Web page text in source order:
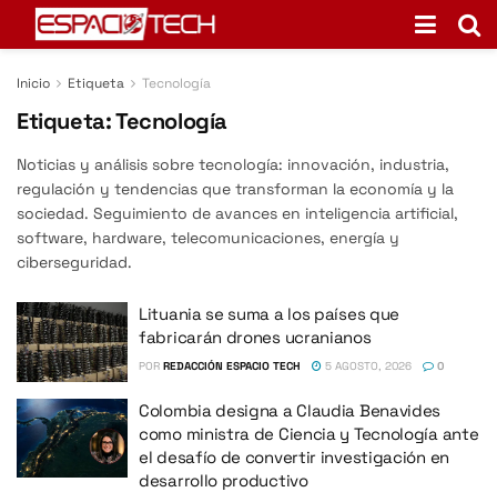
Inicio Etiqueta Tecnología
Etiqueta:Tecnología
Noticias y análisis sobre tecnología: innovación, industria,
regulación y tendencias que transforman la economía y la
sociedad. Seguimiento de avances en inteligencia artificial,
software, hardware, telecomunicaciones, energía y
ciberseguridad.
Lituania se suma a los países que
fabricarán drones ucranianos
POR REDACCIÓN ESPACIO TECH 5 AGOSTO, 2026 0
Colombia designa a Claudia Benavides
como ministra de Ciencia y Tecnología ante
el desafío de convertir investigación en
desarrollo productivo